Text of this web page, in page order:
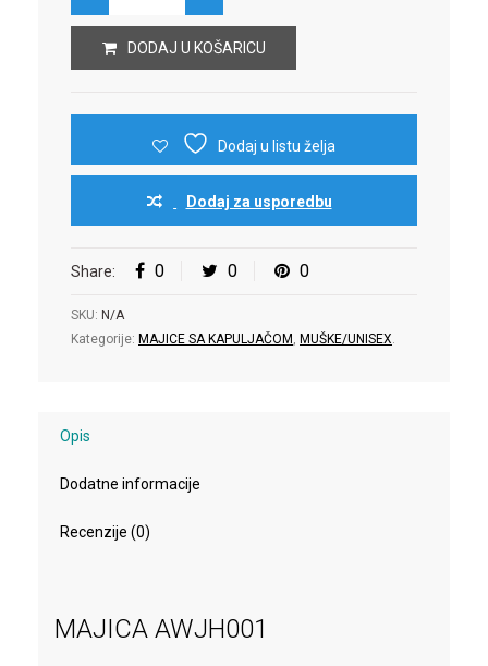
DODAJ U KOŠARICU
Dodaj u listu želja
Dodaj za usporedbu
Share: 0 0 0
SKU: N/A
Kategorije: MAJICE SA KAPULJAČOM , MUŠKE/UNISEX.
Opis
Dodatne informacije
Recenzije (0)
MAJICA AWJH001